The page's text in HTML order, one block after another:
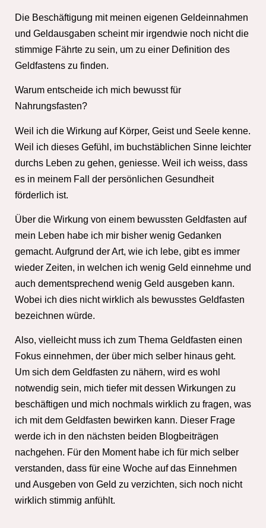
Die Beschäftigung mit meinen eigenen Geldeinnahmen
und Geldausgaben scheint mir irgendwie noch nicht die
stimmige Fährte zu sein, um zu einer Definition des
Geldfastens zu finden.
Warum entscheide ich mich bewusst für
Nahrungsfasten?
Weil ich die Wirkung auf Körper, Geist und Seele kenne.
Weil ich dieses Gefühl, im buchstäblichen Sinne leichter
durchs Leben zu gehen, geniesse. Weil ich weiss, dass
es in meinem Fall der persönlichen Gesundheit
förderlich ist.
Über die Wirkung von einem bewussten Geldfasten auf
mein Leben habe ich mir bisher wenig Gedanken
gemacht. Aufgrund der Art, wie ich lebe, gibt es immer
wieder Zeiten, in welchen ich wenig Geld einnehme und
auch dementsprechend wenig Geld ausgeben kann.
Wobei ich dies nicht wirklich als bewusstes Geldfasten
bezeichnen würde.
Also, vielleicht muss ich zum Thema Geldfasten einen
Fokus einnehmen, der über mich selber hinaus geht.
Um sich dem Geldfasten zu nähern, wird es wohl
notwendig sein, mich tiefer mit dessen Wirkungen zu
beschäftigen und mich nochmals wirklich zu fragen, was
ich mit dem Geldfasten bewirken kann. Dieser Frage
werde ich in den nächsten beiden Blogbeiträgen
nachgehen. Für den Moment habe ich für mich selber
verstanden, dass für eine Woche auf das Einnehmen
und Ausgeben von Geld zu verzichten, sich noch nicht
wirklich stimmig anfühlt.